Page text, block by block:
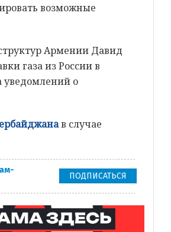
возможные
Армении Давид
газа из России в
уведомлений о
в случае
ПОДПИСАТЬСЯ